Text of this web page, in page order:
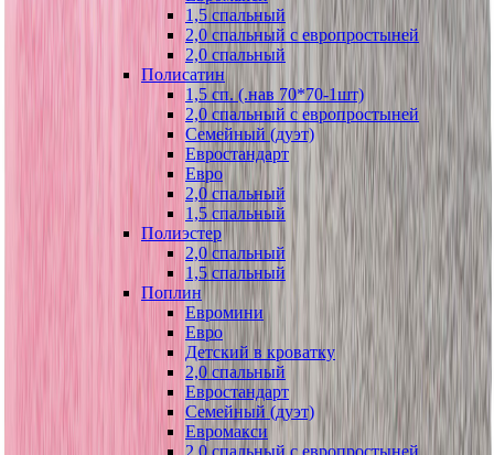
1,5 спальный
2,0 спальный с европростыней
2,0 спальный
Полисатин
1,5 сп. (.нав 70*70-1шт)
2,0 спальный с европростыней
Семейный (дуэт)
Евростандарт
Евро
2,0 спальный
1,5 спальный
Полиэстер
2,0 спальный
1,5 спальный
Поплин
Евромини
Евро
Детский в кроватку
2,0 спальный
Евростандарт
Семейный (дуэт)
Евромакси